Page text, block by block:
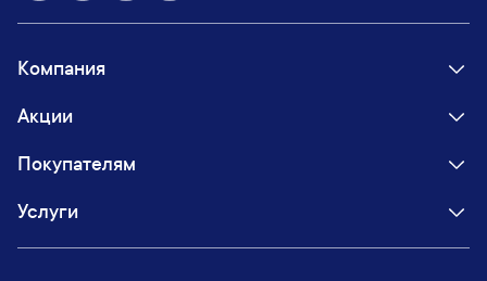
Компания
Акции
Покупателям
Услуги